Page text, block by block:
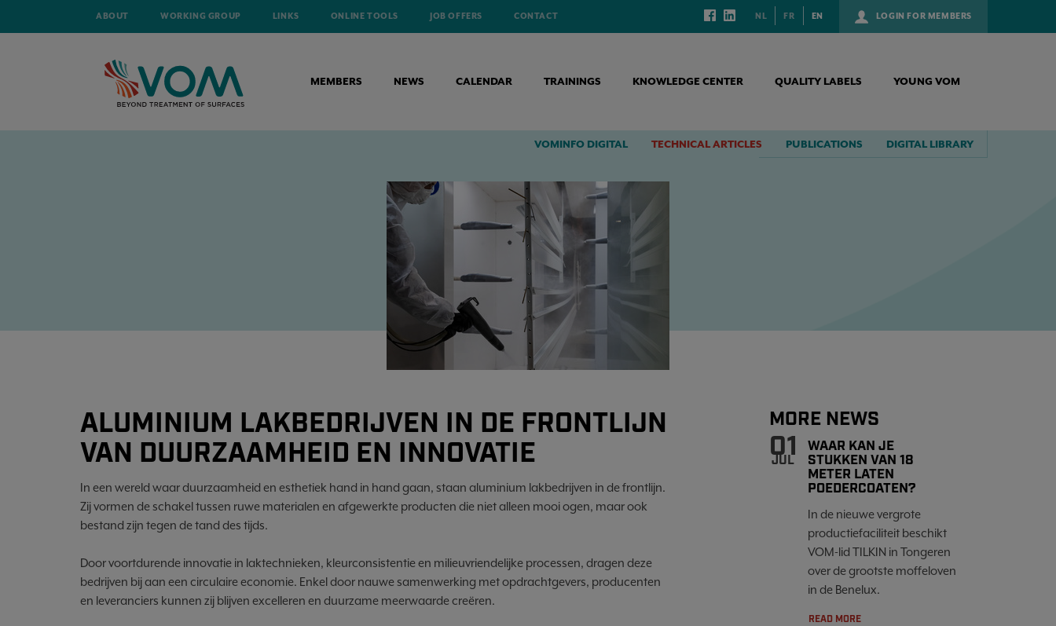
ABOUT WORKING GROUP LINKS ONLINE TOOLS JOB OFFERS CONTACT LOGIN FOR MEMBERS
NL FR EN
MEMBERS NEWS CALENDAR TRAININGS KNOWLEDGE CENTER QUALITY LABELS YOUNG VOM
VOMINFO DIGITAL TECHNICAL ARTICLES PUBLICATIONS DIGITAL LIBRARY
TECHNICAL ARTICLES ALUMINIUM LAKBEDRIJVEN IN DE FRONTLIJN VAN DUURZAAMHEID EN INNOVATIE
ALUMINIUM LAKBEDRIJVEN IN DE FRONTLIJN
VAN DUURZAAMHEID EN INNOVATIE
In een wereld waar duurzaamheid en esthetiek hand in hand gaan, staan aluminium lakbedrijven in de frontlijn.
Zij vormen de schakel tussen ruwe materialen en afgewerkte producten die niet alleen mooi ogen, maar ook
bestand zijn tegen de tand des tijds.
Door voortdurende innovatie in laktechnieken, kleurconsistentie en milieuvriendelijke processen, dragen deze
bedrijven bij aan een circulaire economie. Enkel door nauwe samenwerking met opdrachtgevers, producenten
en leveranciers kunnen zij blijven excelleren en duurzame meerwaarde creëren.
MORE NEWS
01
JUL
WAAR KAN JE
STUKKEN VAN 18
METER LATEN
POEDERCOATEN?
In de nieuwe vergrote
productiefaciliteit beschikt
VOM-lid TILKIN in Tongeren
over de grootste moffeloven
in de Benelux.
READ MORE